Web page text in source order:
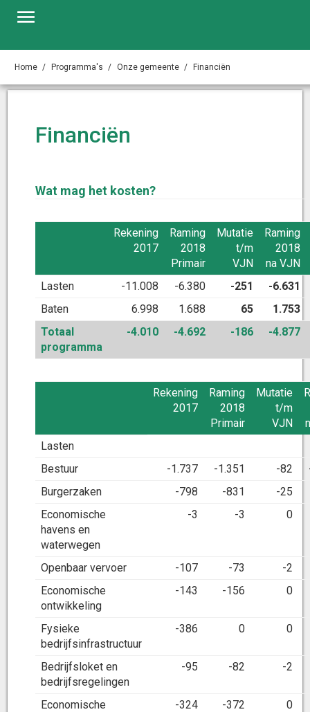
Home Programma's Onze gemeente Financiën
Financiën
Wat mag het kosten?
Rekening
2017
Raming
2018
Primair
Mutatie
t/m
VJN
Raming
2018
na VJN
Lasten
-11.008 -6.380 -251
-6.631
Baten
6.998 1.688 65
1.753
Totaal
programma
-4.010 -4.692 -186 -4.877
Rekening
2017
Raming
2018
Primair
Mutatie
t/m
VJN
Lasten
Bestuur
-1.737 -1.351 -82
Burgerzaken
-798 -831
-25
Economische
havens en
waterwegen
-3 -3 0
Openbaar vervoer -107 -73
-2
Economische
ontwikkeling
-143 -156 0
Fysieke
bedrijfsinfrastructuur
-386 0 0
Bedrijfsloket en
bedrijfsregelingen
-95 -82 -2
Economische
-324 -372 0